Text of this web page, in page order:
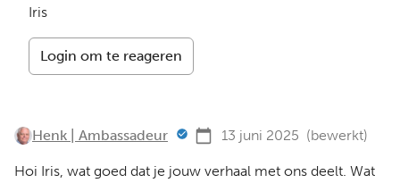
Iris
Login om te reageren
Henk | Ambassadeur 13 juni 2025 (bewerkt)
Hoi Iris, wat goed dat je jouw verhaal met ons deelt. Wat